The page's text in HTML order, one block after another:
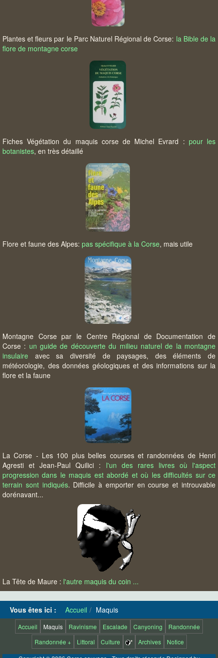
Plantes et fleurs par le Parc Naturel Régional de Corse: la Bible de la
flore de montagne corse
Fiches Végétation du maquis corse de Michel Evrard : pour les
botanistes, en très détaillé
Flore et faune des Alpes: pas spécifique à la Corse, mais utile
Montagne Corse par le Centre Régional de Documentation de
Corse : un guide de découverte du milieu naturel de la montagne
insulaire avec sa diversité de paysages, des éléments de
météorologie, des données géologiques et des informations sur la
flore et la faune
La Corse - Les 100 plus belles courses et randonnées de Henri
Agresti et Jean-Paul Quilici : l'un des rares livres où l'aspect
progression dans le maquis est abordé et où les difficultés sur ce
terrain sont indiqués. Difficile à emporter en course et introuvable
dorénavant...
La Tête de Maure : l'autre maquis du coin ...
Vous êtes ici : Accueil Maquis
Accueil Maquis Ravinisme Escalade Canyoning
Randonnée
Randonnée +
Littoral Culture * Archives
Notice